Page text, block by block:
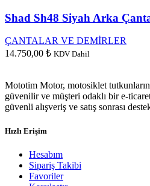
Shad Sh48 Siyah Arka
ÇANTALAR VE DEMİRLER
14.750,00 ₺ KDV Dahil
Mototim Motor, motosiklet
güvenilir ve müşteri odaklı bir e-
güvenli alışveriş ve satış sonrası
Hızlı Erişim
Hesabım
Sipariş Takibi
Favoriler